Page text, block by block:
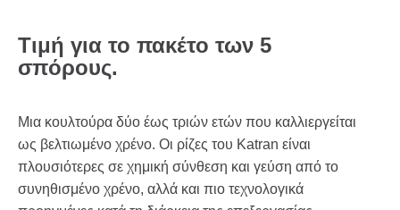
Τιμή για το πακέτο των 5
σπόρους.
Μια κουλτούρα δύο έως τριών ετών που καλλιεργείται
ως βελτιωμένο χρένο. Οι ρίζες του Katran είναι
πλουσιότερες σε χημική σύνθεση και γεύση από το
συνηθισμένο χρένο, αλλά και πιο τεχνολογικά